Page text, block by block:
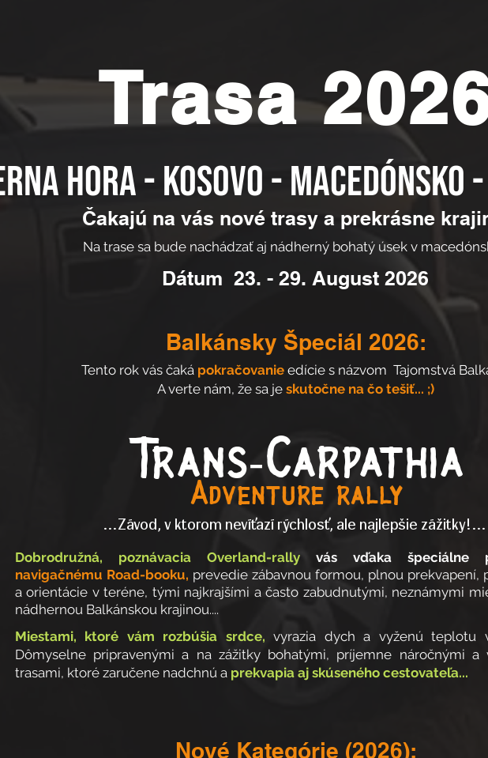
Trasa
hora - Kosovo - Macedónsko -
Čakajú na vás nové trasy a prekrásne
Na trase sa bude nachádzať aj nádherný bohatý úsek v
Dátum 23. - 29. August 2026
Balkánsky Špeciál 2026:
Tento rok vás čaká pokračovanie edície s názvom Tajomstvá
A verte nám, že sa je skutočne na čo tešiť... ;)
Trans-Carpathia
Adventure rally
...Závod, v ktorom nevíťazí rýchlosť, ale najlepšie zážitky!...
Dobrodružná, poznávacia Overland-rally
vás vďaka špeciálne
navigačnému Road-booku, prevedie zábavnou formou, plnou prekvapení,
a orientácie v teréne, tými najkrajšími a často zabudnutými, neznámymi
nádhernou Balkánskou krajinou....
Miestami, ktoré vám rozbúšia srdce, vyrazia dych a vyženú teplotu
Dômyselne pripravenými a na zážitky bohatými, príjemne náročnými a
trasami, ktoré zaručene nadchnú a prekvapia aj skúseného cestovateľa...
Nové Kategórie (2026):